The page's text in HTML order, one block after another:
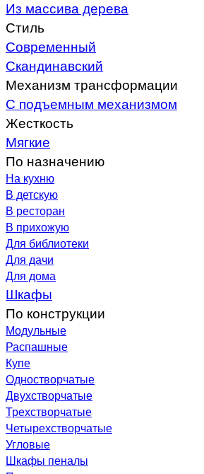
Из массива дерева
Стиль
Современный
Скандинавский
Механизм трансформации
С подъемным механизмом
Жесткость
Мягкие
По назначению
На кухню
В детскую
В ресторан
В прихожую
Для библиотеки
Для дачи
Для дома
Шкафы
По конструкции
Модульные
Распашные
Купе
Одностворчатые
Двухстворчатые
Трехстворчатые
Четырехстворчатые
Угловые
Шкафы пеналы